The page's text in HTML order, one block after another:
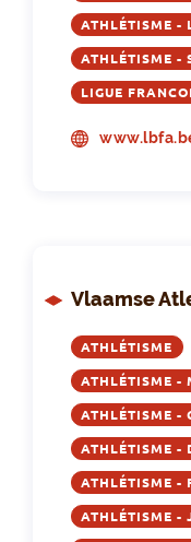
ATHLÉTISME -
ATHLÉTISME -
LIGUE
Vlaamse
ATHLÉTISME
ATHLÉTISME -
ATHLÉTISME -
ATHLÉTISME -
ATHLÉTISME -
ATHLÉTISME -